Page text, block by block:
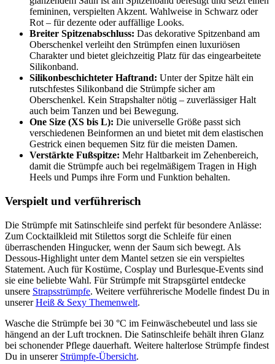
femininen, verspielten Akzent. Wahlweise in Schwarz oder
Rot – für dezente oder auffällige Looks.
Breiter Spitzenabschluss: Das dekorative Spitzenband am
Oberschenkel verleiht den Strümpfen einen luxuriösen
Charakter und bietet gleichzeitig Platz für das eingearbeitete
Silikonband.
Silikonbeschichteter Haftrand: Unter der Spitze hält ein
rutschfestes Silikonband die Strümpfe sicher am
Oberschenkel. Kein Strapshalter nötig – zuverlässiger Halt
auch beim Tanzen und bei Bewegung.
One Size (XS bis L): Die universelle Größe passt sich
verschiedenen Beinformen an und bietet mit dem elastischen
Gestrick einen bequemen Sitz für die meisten Damen.
Verstärkte Fußspitze: Mehr Haltbarkeit im Zehenbereich,
damit die Strümpfe auch bei regelmäßigem Tragen in High
Heels und Pumps ihre Form und Funktion behalten.
Verspielt und verführerisch
Die Strümpfe mit Satinschleife sind perfekt für besondere Anlässe:
Zum Cocktailkleid mit Stilettos sorgt die Schleife für einen
überraschenden Hingucker, wenn der Saum sich bewegt. Als
Dessous-Highlight unter dem Mantel setzen sie ein verspieltes
Statement. Auch für Kostüme, Cosplay und Burlesque-Events sind
sie eine beliebte Wahl. Für Strümpfe mit Strapsgürtel entdecke
unsere Strapsstrümpfe. Weitere verführerische Modelle findest Du in
unsererHeiß & Sexy Themenwelt.
Wasche die Strümpfe bei 30 °C im Feinwäschebeutel und lass sie
hängend an der Luft trocknen. Die Satinschleife behält ihren Glanz
bei schonender Pflege dauerhaft. Weitere halterlose Strümpfe findest
Du in unserer Strümpfe-Übersicht.